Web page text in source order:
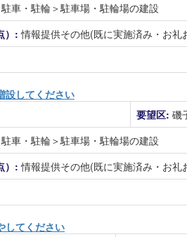
車・駐輪＞駐車場・駐輪場の建設
）:情報提供その他(既に実施済み・お礼
設してください
要望区: 磯
車・駐輪＞駐車場・駐輪場の建設
）:情報提供その他(既に実施済み・お礼
してください